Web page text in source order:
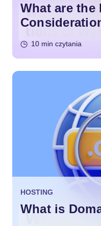
What are the
10 min czytania
HOSTING
What is